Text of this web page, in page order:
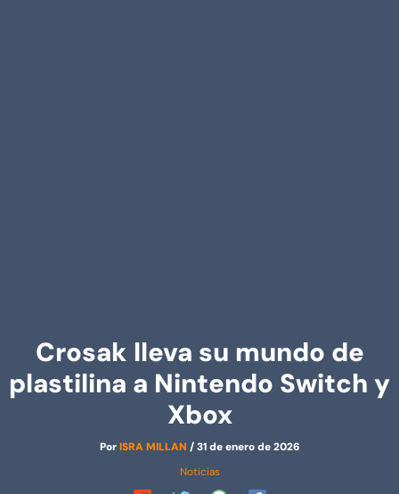
Crosak lleva su mundo de
plastilina a Nintendo Switch y
Xbox
PorISRA MILLAN /31 de enero de 2026
Noticias